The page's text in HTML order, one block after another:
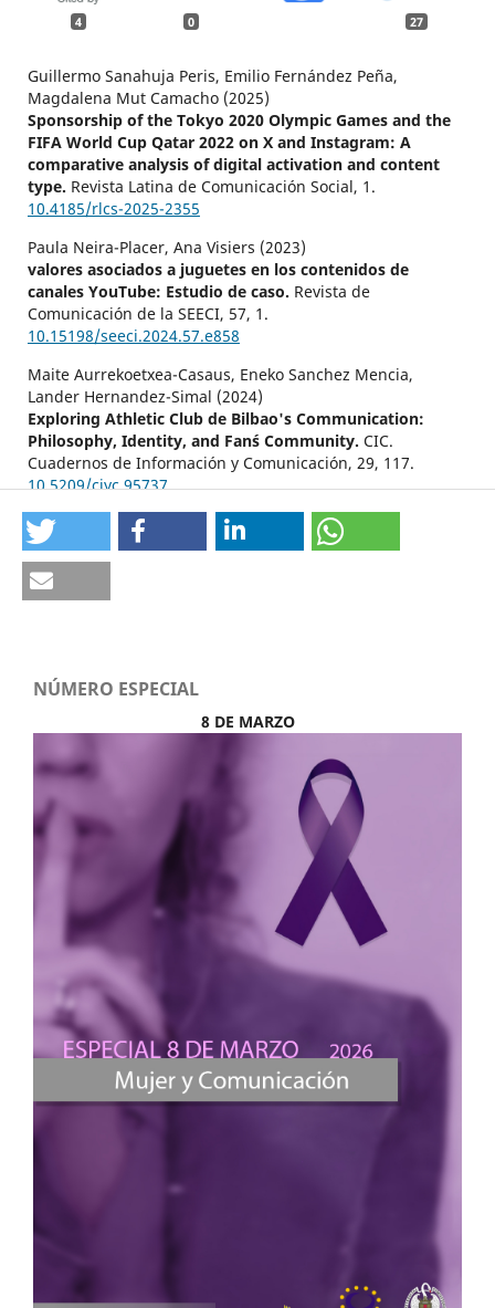
4 0 27
Guillermo Sanahuja Peris, Emilio Fernández Peña,
Magdalena Mut Camacho (2025)
Sponsorship of the Tokyo 2020 Olympic Games and the
FIFA World Cup Qatar 2022 on X and Instagram: A
comparative analysis of digital activation and content
type. Revista Latina de Comunicación Social, 1.
10.4185/rlcs-2025-2355
Paula Neira-Placer, Ana Visiers (2023)
valores asociados a juguetes en los contenidos de
canales YouTube: Estudio de caso. Revista de
Comunicación de la SEECI, 57, 1.
10.15198/seeci.2024.57.e858
Maite Aurrekoetxea-Casaus, Eneko Sanchez Mencia,
Lander Hernandez-Simal (2024)
Exploring Athletic Club de Bilbao's Communication:
Philosophy, Identity, and Fan´s Community. CIC.
Cuadernos de Información y Comunicación, 29, 117.
10.5209/ciyc.95737
Javier Abuín-Penas, Juan Manuel Corbacho Valencia, Jesús
Pérez Seoane (2024)
Estrellas del deporte como imagen de marca país:
Análisis de entrevistas a futbolistas internacionales en el
NÚMERO ESPECIAL
8 DE MARZO